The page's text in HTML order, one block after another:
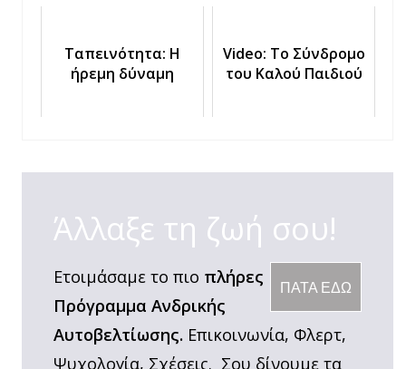
Ταπεινότητα: Η
ήρεμη δύναμη
Video: Το Σύνδρομο
του Καλού Παιδιού
Άλλαξε τη ζωή σου!
ΠΑΤΑ ΕΔΩ
Ετοιμάσαμε το πιο πλήρες
Πρόγραμμα Ανδρικής
Αυτοβελτίωσης. Επικοινωνία, Φλερτ,
Ψυχολογία, Σχέσεις. Σου δίνουμε τα